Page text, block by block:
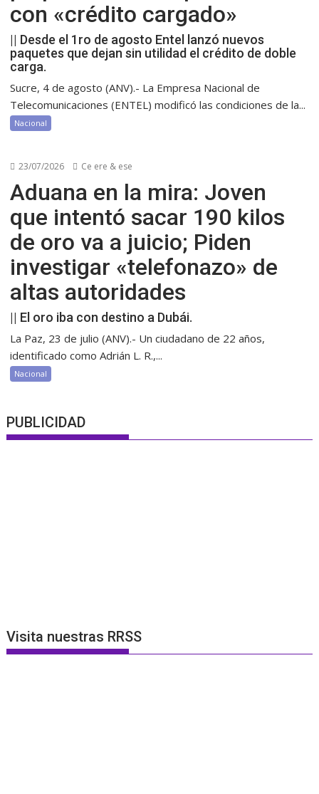
con «crédito cargado»
|| Desde el 1ro de agosto Entel lanzó nuevos
paquetes que dejan sin utilidad el crédito de doble
carga.
Sucre, 4 de agosto (ANV).- La Empresa Nacional de
Telecomunicaciones (ENTEL) modificó las condiciones de la...
Nacional
23/07/2026 Ce ere & ese
Aduana en la mira: Joven
que intentó sacar 190 kilos
de oro va a juicio; Piden
investigar «telefonazo» de
altas autoridades
|| El oro iba con destino a Dubái.
La Paz, 23 de julio (ANV).- Un ciudadano de 22 años,
identificado como Adrián L. R.,...
Nacional
PUBLICIDAD
Visita nuestras RRSS